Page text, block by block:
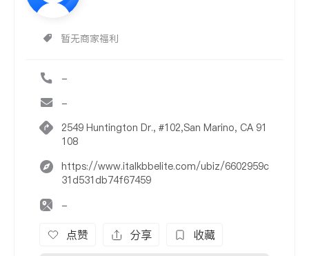
暂无商家福利
-
-
2549 Huntington Dr., #102,San Marino, CA 91
108
https://www.italkbbelite.com/ubiz/6602959c
31d531db74f67459
-
点赞 分享 收藏